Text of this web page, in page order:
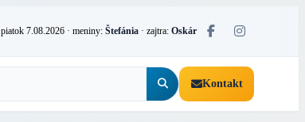
piatok 7.08.2026 · meniny: Štefánia · zajtra: Oskár
Kontakt